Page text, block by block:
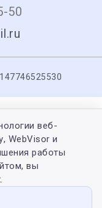
50
веб-
WebVisor и
работы
вы